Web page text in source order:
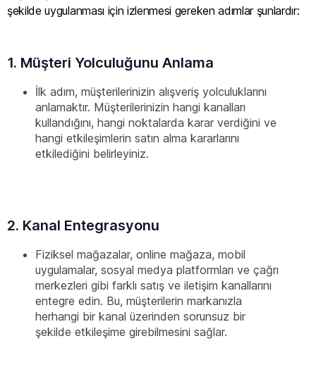
şekilde uygulanması için izlenmesi gereken adımlar şunlardır:
1. Müşteri Yolculuğunu Anlama
İlk adım, müşterilerinizin alışveriş yolculuklarını
anlamaktır. Müşterilerinizin hangi kanalları
kullandığını, hangi noktalarda karar verdiğini ve
hangi etkileşimlerin satın alma kararlarını
etkilediğini belirleyiniz.
2. Kanal Entegrasyonu
Fiziksel mağazalar, online mağaza, mobil
uygulamalar, sosyal medya platformları ve çağrı
merkezleri gibi farklı satış ve iletişim kanallarını
entegre edin. Bu, müşterilerin markanızla
herhangi bir kanal üzerinden sorunsuz bir
şekilde etkileşime girebilmesini sağlar.